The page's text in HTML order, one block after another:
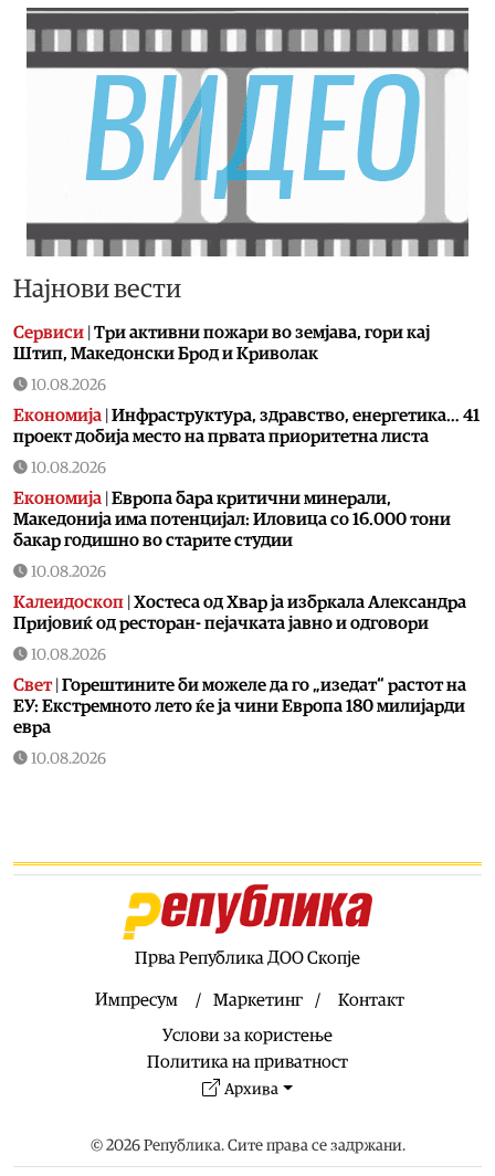
Најнови вести
Сервиси Три активни пожари во земјава, гори кај
Штип, Македонски Брод и Криволак
10.08.2026
Економија Инфраструктура, здравство, енергетика… 41
проект добија место на првата приоритетна листа
10.08.2026
Економија Европа бара критични минерали,
Македонија има потенцијал: Иловица со 16.000 тони
бакар годишно во старите студии
10.08.2026
Калеидоскоп Хостеса од Хвар ја избркала Александра
Пријовиќ од ресторан- пејачката јавно и одговори
10.08.2026
Свет| Горештините би можеле да го „изедат“ растот на
ЕУ: Екстремното лето ќе ја чини Европа 180 милијарди
евра
10.08.2026
Живот|Овие работи не треба лесно да ги фрлате во
Кујнски тефтер|Подзаборавени јадења од нашите баби
10.08.2026
Со Ал Пачино на пакетчкињата дрога фатени
тројца дилери во Штип
втората турбина во нуклеарката „Пакш“
Прва Република ДОО Скопје
Импресум Маркетинг
Контакт
Услови за користење
Политика на приватност
Архива
© 2026 Република. Сите права се задржани.